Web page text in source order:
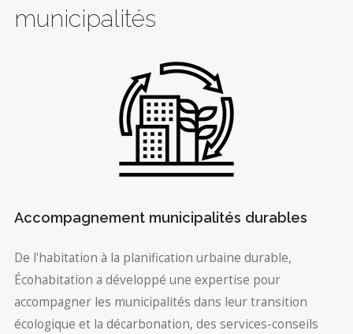
municipalités
Accompagnement municipalités durables
De l'habitation à la planification urbaine durable,
Écohabitation a développé une expertise pour
accompagner les municipalités dans leur transition
écologique et la décarbonation, des services-conseils